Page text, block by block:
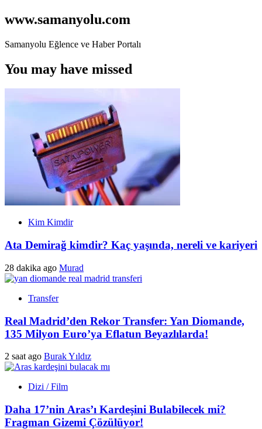
www.samanyolu.com
Samanyolu Eğlence ve Haber Portalı
You may have missed
Kim Kimdir
Ata Demirağ kimdir? Kaç yaşında, nereli ve kariyeri
28 dakika ago Murad
Transfer
Real Madrid’den Rekor Transfer: Yan Diomande,
135 Milyon Euro’ya Eflatun Beyazlılarda!
2 saat ago Burak Yıldız
Dizi / Film
Daha 17’nin Aras’ı Kardeşini Bulabilecek mi?
Fragman Gizemi Çözülüyor!